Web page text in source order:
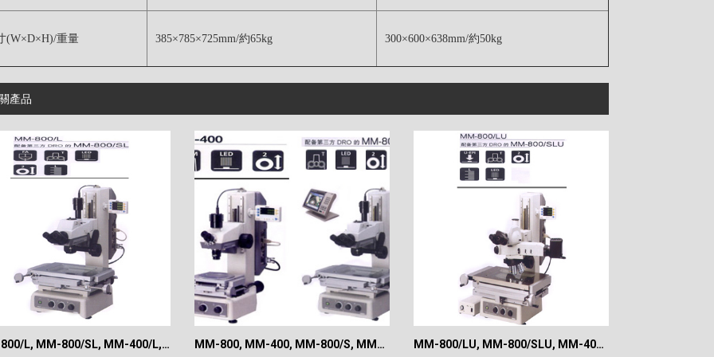
(W×D×H)/重量 385×785×725mm/約65kg 300×600×638mm/約50kg
產品
MM-800/L, MM-800/SL, MM-400/L, MM-400/SL MM-800, MM-400, MM-800/S, MM-400/S MM-800/LU, MM-800/SLU, MM-400/LU, MM-400/SLU